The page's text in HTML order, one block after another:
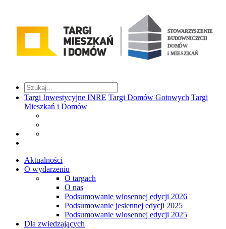
Targi Inwestycyjne INRE Targi Domów Gotowych Targi
Mieszkań i Domów
Aktualności
O wydarzeniu
O targach
O nas
Podsumowanie wiosennej edycji 2026
Podsumowanie jesiennej edycji 2025
Podsumowanie wiosennej edycji 2025
Dla zwiedzających